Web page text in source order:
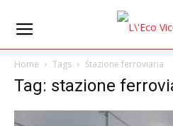
Home Tags Stazione ferroviaria
Tag: stazione